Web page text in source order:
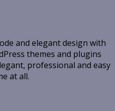
and elegant design with
themes and plugins
professional and easy
at all.